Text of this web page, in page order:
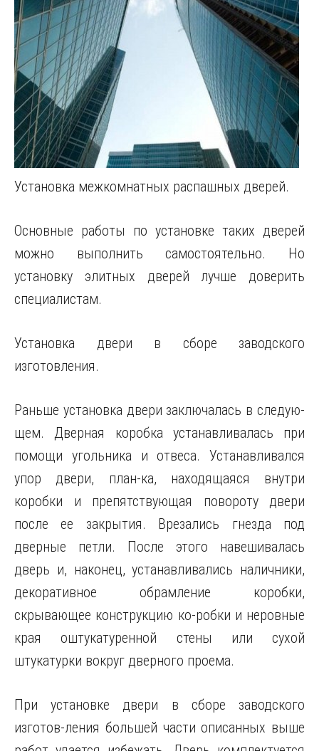
Установка межкомнатных распашных дверей.
Основные работы по установке таких дверей
можно выполнить самостоятельно. Но
установку элитных дверей лучше доверить
специалистам.
Установка двери в сборе заводского
изготовления.
Раньше установка двери заключалась в следую-
щем. Дверная коробка устанавливалась при
помощи угольника и отвеса. Устанавливался
упор двери, план-ка, находящаяся внутри
коробки и препятствующая повороту двери
после ее закрытия. Врезались гнезда под
дверные петли. После этого навешивалась
дверь и, наконец, устанавливались наличники,
декоративное обрамление коробки,
скрывающее конструкцию ко-робки и неровные
края оштукатуренной стены или сухой
штукатурки вокруг дверного проема.
При установке двери в сборе заводского
изготов-ления большей части описанных выше